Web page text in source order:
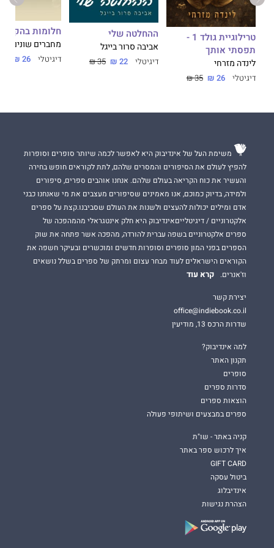
טרילוגיית גולד 1 -
תפסתי אותך
לינדה מזרחי
דיגיטלי 26 ₪
35 ₪
ההחלטה שלי
אביבה סרור בייגל
דיגיטלי 22 ₪
35 ₪
חלומות בהקיץ
מחברים שונים
דיגיטלי 26 ₪
משימת העל של אינדיבוק היא לאפשר לכמה שיותר סופרים וסופרות
להפיץ לעולם את הסיפורים והמסרים שלהם, לתת לקוראים חופש בחירה
והעשיר את כוח הקריאה בעולם שלהם. אנחנו אוהבים ספרים, סיפורים
ולמידה, בדיוק כמוכם, אנו מאמינים שסיפורים מעצבים את מי שאנחנו כבני
אדם ומילים יכולות להעצים ולשנות את העולם שסביבנו.קצת על ספרים
אלקטרוניים / דיגיטלייםאינדיבוק היא חלק אינטגראלי מהמהפכה של
ספרים אלקטרוניים בשפה עברית להורדה, מהפכה אשר פתחה את שוק
הספרים בפני המון סופרים וסופרות חדשים ומוכשרים ובעיקר חשפה את
הקוראים הישראלים לעוד מבחר עצום ומרתק של ספרים בשלל נושאים
וז'אנרים.
קרא עוד
יצירת קשר
office@indiebook.co.il
שדרות הרכס 13, מודיעין
למה אינדיבוק?
תקנון האתר
סופרים
סדרות ספרים
הוצאות ספרים
ספרים במבצעים ושיתופי פעולה
קניה באתר - שו"ת
איך לרכוש ספר באתר
GIFT CARD
ביטול עסקה
אינדיבלוג
הצהרת נגישות